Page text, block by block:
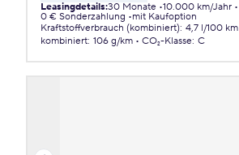
Leasingdetails:30 Monate 10.000 km/Jahr
0 € Sonderzahlung
mit Kaufoption
Kraftstoffverbrauch (kombiniert): 4,7 l/100 km
kombiniert: 106 g/km CO₂-Klasse: C